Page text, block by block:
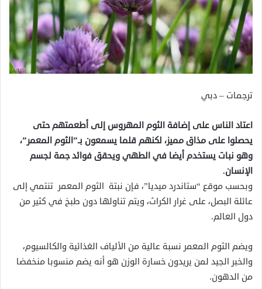
ترجمات – دبي
اعتاد الناس على إضافة الثوم المهروس إلى أطعمتهم حتى
يحصلوا على مذاق مميز، لكنهم قلما يسمعون بـ”الثوم المعمر”،
وهو نبات يستخدم أيضا في الطهي ويحقق فوائد جمة لجسم
الإنسان.
وبحسب موقع “ستاندرد ميديا”، فإن نبتة الثوم المعمر تنتمي إلى
عائلة البصل، على غرار الكراث، ويتم تناولها دون طبخ في كثير من
دول العالم.
ويضم الثوم المعمر نسبة عالية من الألياف الغذائية والكالسيوم،
والخبر الجيد لمن يريدون خسارة الوزن هو أنه يضم منسوبا منخفضا
من الدهون.